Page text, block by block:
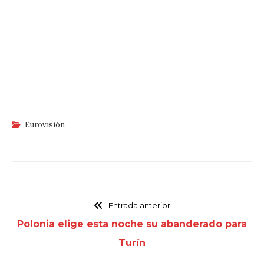
Eurovisión
Entrada anterior
Polonia elige esta noche su abanderado para
Turín